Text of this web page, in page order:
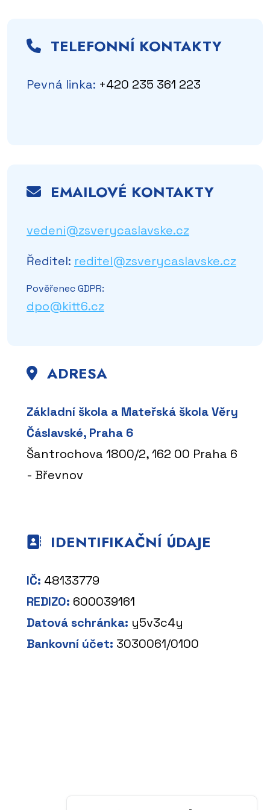
TELEFONNÍ KONTAKTY
Pevná linka: +420 235 361 223
EMAILOVÉ KONTAKTY
vedeni@zsverycaslavske.cz
Ředitel: reditel@zsverycaslavske.cz
Pověřenec GDPR:
dpo@kitt6.cz
ADRESA
Základní škola a Mateřská škola Věry
Čáslavské, Praha 6
Šantrochova 1800/2, 162 00 Praha 6
- Břevnov
IDENTIFIKAČNÍ ÚDAJE
IČ: 48133779
REDIZO: 600039161
Datová schránka: y5v3c4y
Bankovní účet: 3030061/0100